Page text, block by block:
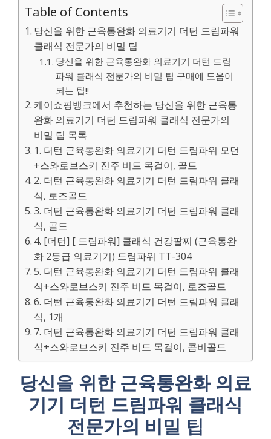
Table of Contents
당신을 위한 근육통완화 의료기기 더턴 드림파워
클래식 전문가의 비밀 팁
당신을 위한 근육통완화 의료기기 더턴 드림
파워 클래식 전문가의 비밀 팁 구매에 도움이
되는 팁!!
케이쇼핑뱅크에서 추천하는 당신을 위한 근육통
완화 의료기기 더턴 드림파워 클래식 전문가의
비밀 팁 목록
1. 더턴 근육통완화 의료기기 더턴 드림파워 모던
+스와로브스키 진주 비드 목걸이, 골드
2. 더턴 근육통완화 의료기기 더턴 드림파워 클래
식, 로즈골드
3. 더턴 근육통완화 의료기기 더턴 드림파워 클래
식, 골드
4. [더턴] [ 드림파워] 클래식 건강팔찌 (근육통완
화 2등급 의료기기) 드림파워 TT-304
5. 더턴 근육통완화 의료기기 더턴 드림파워 클래
식+스와로브스키 진주 비드 목걸이, 로즈골드
6. 더턴 근육통완화 의료기기 더턴 드림파워 클래
식, 1개
7. 더턴 근육통완화 의료기기 더턴 드림파워 클래
식+스와로브스키 진주 비드 목걸이, 콤비골드
당신을 위한 근육통완화 의료
기기 더턴 드림파워 클래식
전문가의 비밀 팁